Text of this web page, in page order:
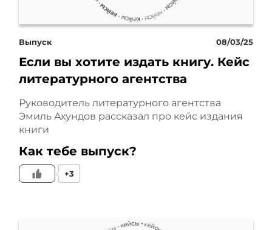
Выпуск 08/03/25
Если вы хотите издать книгу. Кейс
литературного агентства
Руководитель литературного агентства
Эмиль Ахундов рассказал про кейс издания
книги
Как тебе выпуск?
+3